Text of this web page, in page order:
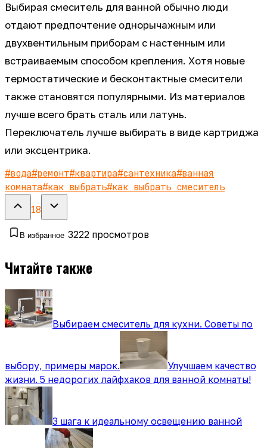
Выбирая смеситель для ванной обычно люди
отдают предпочтение однорычажным или
двухвентильным приборам с настенным или
встраиваемым способом крепления. Хотя новые
термостатические и бесконтактные смесители
также становятся популярными. Из материалов
лучше всего брать сталь или латунь.
Переключатель лучше выбирать в виде картриджа
или эксцентрика.
#вода#ремонт#квартира#сантехника#ванная
комната#как выбрать#как выбрать смеситель
18
В избранное 3222 просмотров
Читайте также
Выбираем смеситель для кухни. Советы по
выбору, примеры марок.
Улучшаем качество
жизни. 5 недорогих лайфхаков для ванной комнаты!
3 шага к идеальному освещению ванной